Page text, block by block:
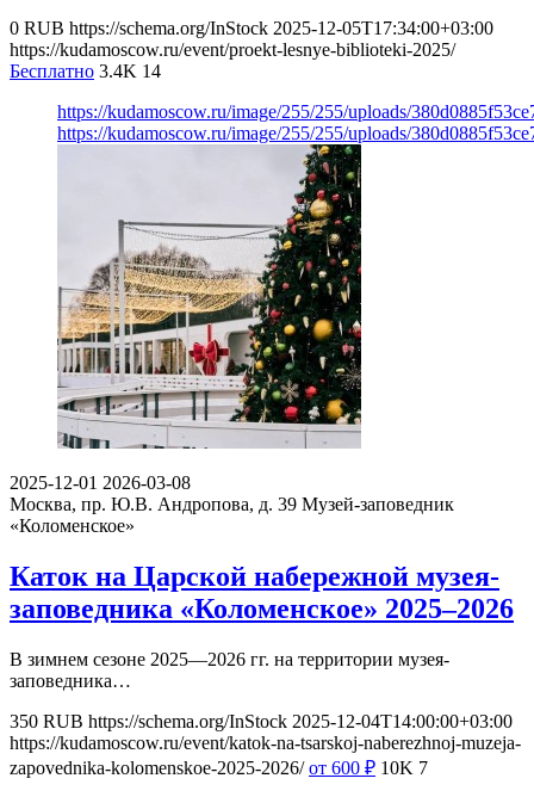
0 RUB https://schema.org/InStock 2025-12-05T17:34:00+03:00
https://kudamoscow.ru/event/proekt-lesnye-biblioteki-2025/
Бесплатно 3.4K 14
https://kudamoscow.ru/image/255/255/uploads/
https://kudamoscow.ru/image/255/255/uploads/
2025-12-01 2026-03-08
Москва, пр. Ю.В. Андропова, д. 39 Музей-заповедник
«Коломенское»
Каток на Царской набережной музея-
заповедника «Коломенское» 2025–2026
В зимнем сезоне 2025—2026 гг. на территории музея-
заповедника…
350 RUB https://schema.org/InStock 2025-12-04T14:00:00+03:00
https://kudamoscow.ru/event/katok-na-tsarskoj-naberezhnoj-muzeja-
zapovednika-kolomenskoe-2025-2026/ от 600 ₽ 10K 7